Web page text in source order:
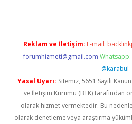
Reklam ve İletişim: E-mail:
forumhizmeti@gmail.com
@karabul
Yasal Uyarı: Sitemiz, 5651 Sayılı
ve İletişim Kurumu (BTK) tarafından
olarak hizmet vermektedir. Bu
olarak denetleme veya araştırma